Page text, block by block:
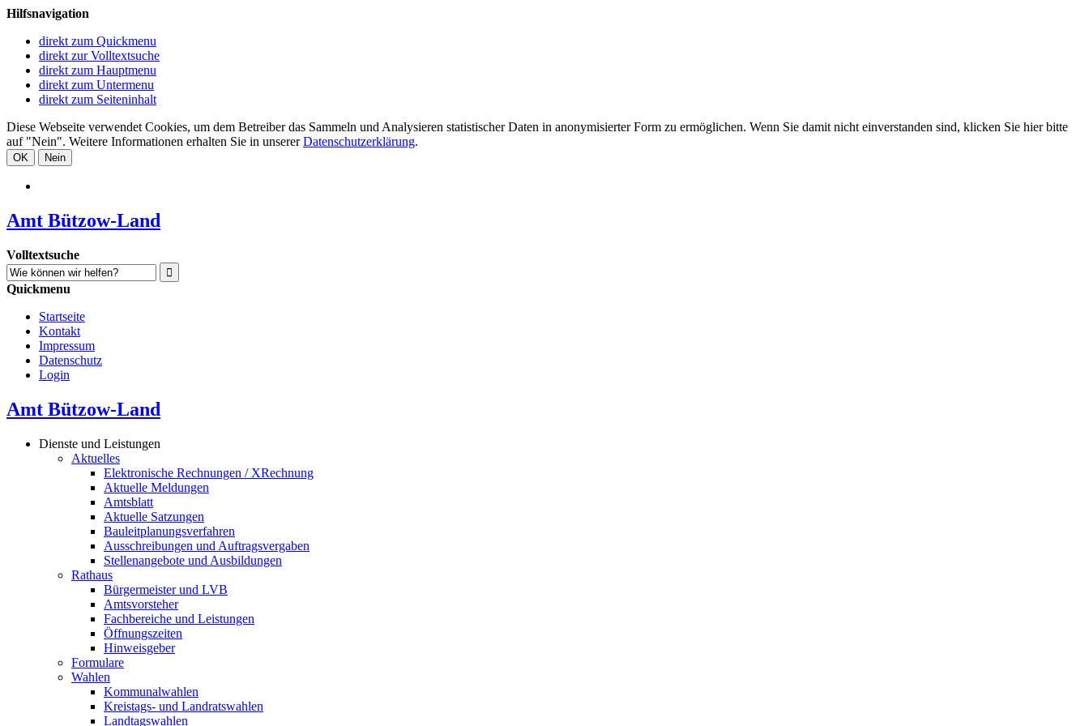
Hilfsnavigation
direkt zum Quickmenu
direkt zur Volltextsuche
direkt zum Hauptmenu
direkt zum Untermenu
direkt zum Seiteninhalt
Diese Webseite verwendet Cookies, um dem Betreiber das Sammeln und Analysieren statistischer Daten in anonymisierter Form zu ermöglichen. Wenn Sie damit nicht einverstanden sind, klicken Sie hier bitte
auf "Nein". Weitere Informationen erhalten Sie in unsererDatenschutzerklärung.
OK Nein
Amt Bützow-Land
Volltextsuche
Quickmenu
Startseite
Kontakt
Impressum
Datenschutz
Login
Amt Bützow-Land
Dienste und Leistungen
Aktuelles
Elektronische Rechnungen / XRechnung
Aktuelle Meldungen
Amtsblatt
Aktuelle Satzungen
Bauleitplanungsverfahren
Ausschreibungen und Auftragsvergaben
Stellenangebote und Ausbildungen
Rathaus
Bürgermeister und LVB
Amtsvorsteher
Fachbereiche und Leistungen
Öffnungszeiten
Hinweisgeber
Formulare
Wahlen
Kommunalwahlen
Kreistags- und Landratswahlen
Landtagswahlen